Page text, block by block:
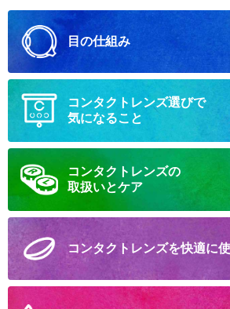
目の仕組み
コンタクトレンズ選びで
気になること
コンタクトレンズの
取扱いとケア
コンタクトレンズを快適に